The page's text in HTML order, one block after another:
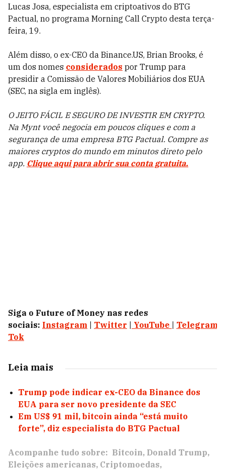
Lucas Josa, especialista em criptoativos do BTG
Pactual, no programa Morning Call Crypto desta terça-
feira, 19.
Além disso, o ex-CEO da Binance.US, Brian Brooks, é
um dos nomes considerados por Trump para
presidir a Comissão de Valores Mobiliários dos EUA
(SEC, na sigla em inglês).
O JEITO FÁCIL E SEGURO DE INVESTIR EM CRYPTO.
Na Mynt você negocia em poucos cliques e com a
segurança de uma empresa BTG Pactual. Compre as
maiores cryptos do mundo em minutos direto pelo
app. Clique aqui para abrir sua conta gratuita.
Siga o Future of Money nas redes
sociais: Instagram Twitter YouTube Telegram
Tok
Leia mais
Trump pode indicar ex-CEO da Binance dos
EUA para ser novo presidente da SEC
Em US$ 91 mil, bitcoin ainda “está muito
forte”, diz especialista do BTG Pactual
Acompanhe tudo sobre: Bitcoin Donald Trump
Eleições americanas Criptomoedas